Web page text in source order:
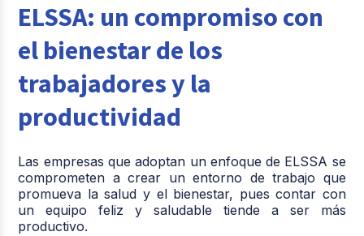
ELSSA: un compromiso con
el bienestar de los
trabajadores y la
productividad
Las empresas que adoptan un enfoque de ELSSA se
comprometen a crear un entorno de trabajo que
promueva la salud y el bienestar, pues contar con
un equipo feliz y saludable tiende a ser más
productivo.